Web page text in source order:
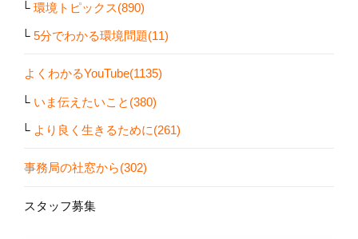
環境トピックス(890)
5分でわかる環境問題(11)
よくわかるYouTube(1135)
いま伝えたいこと(380)
より良く生きるために(261)
事務局の社窓から(302)
スタッフ募集